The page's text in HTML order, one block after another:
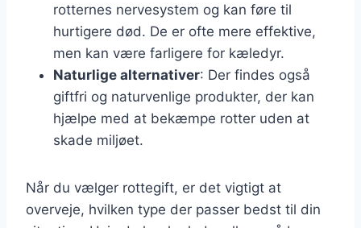
rotternes nervesystem og kan føre til
hurtigere død. De er ofte mere effektive,
men kan være farligere for kæledyr.
Naturlige alternativer: Der findes også
giftfri og naturvenlige produkter, der kan
hjælpe med at bekæmpe rotter uden at
skade miljøet.
Når du vælger rottegift, er det vigtigt at
overveje, hvilken type der passer bedst til din